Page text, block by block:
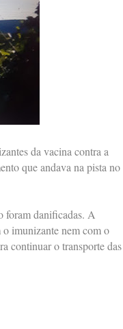
da vacina contra a
que andava na pista no
foram danificadas. A
o imunizante nem com o
continuar o transporte das